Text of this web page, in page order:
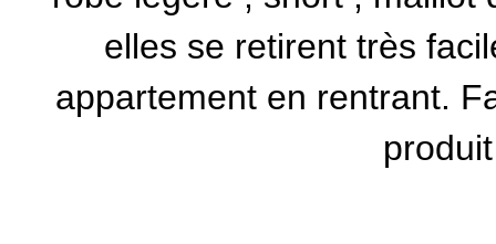
elles se retirent très
appartement en rentrant.